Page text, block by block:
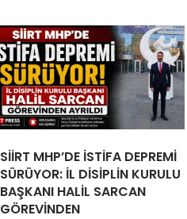
SİİRT MHP’DE İSTİFA DEPREMİ
SÜRÜYOR: İL DİSİPLİN KURULU
BAŞKANI HALİL SARCAN
GÖREVİNDEN